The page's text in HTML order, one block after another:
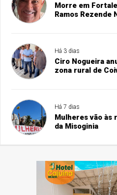
Morre em
Ramos Rezende
Há 3 dias
Ciro Nogueira
zona rural de
Há 7 dias
Mulheres vão às
da Misoginia